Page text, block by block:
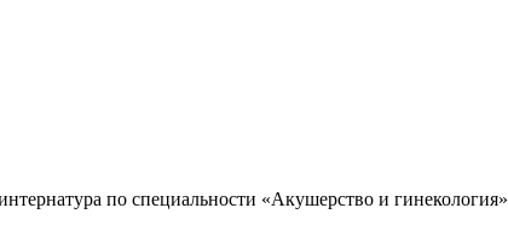
по специальности «Акушерство и гинекология»